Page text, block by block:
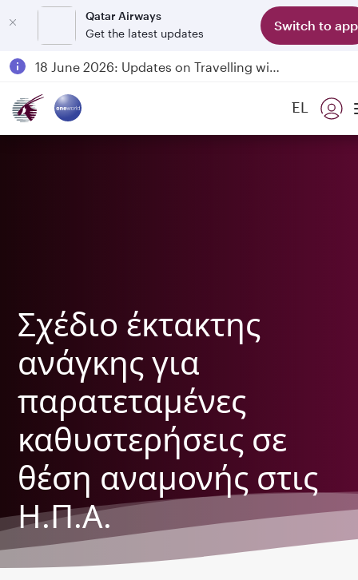
Qatar Airways
Get the latest updates
Switch to app
Passengers flying between Doha and Auckland on QR914 and QR915
18 June 2026: Updates on Travelling with Power Banks
EL
Σχέδιο έκτακτης
ανάγκης για
παρατεταμένες
καθυστερήσεις σε
θέση αναμονής στις
Η.Π.Α.